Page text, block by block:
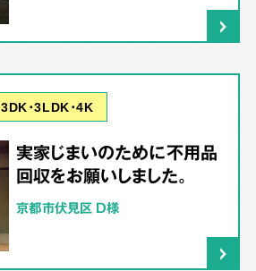
3DK･3LDK･4K
実家じまいのために不用品
回収をお願いしました。
京都市伏見区 D様